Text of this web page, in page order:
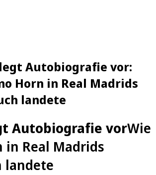
Autobiografie vor:
Horn in Real Madrids
landete
Autobiografie vorWie
in Real Madrids
landete